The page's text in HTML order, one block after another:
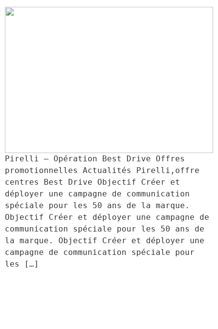
Pirelli – Opération Best Drive Offres
promotionnelles Actualités Pirelli,offre
centres Best Drive Objectif Créer et
déployer une campagne de communication
spéciale pour les 50 ans de la marque.
Objectif Créer et déployer une campagne de
communication spéciale pour les 50 ans de
la marque. Objectif Créer et déployer une
campagne de communication spéciale pour
les […]